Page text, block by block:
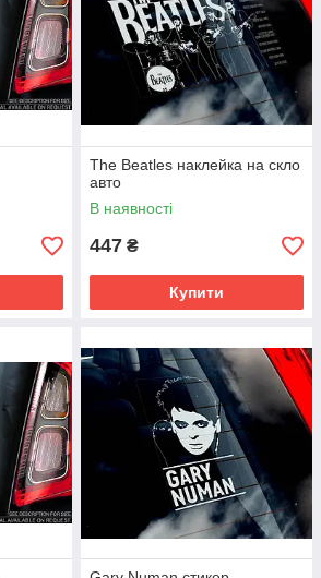
The Beatles наклейка на скло
авто
В наявності
447 ₴
Купити